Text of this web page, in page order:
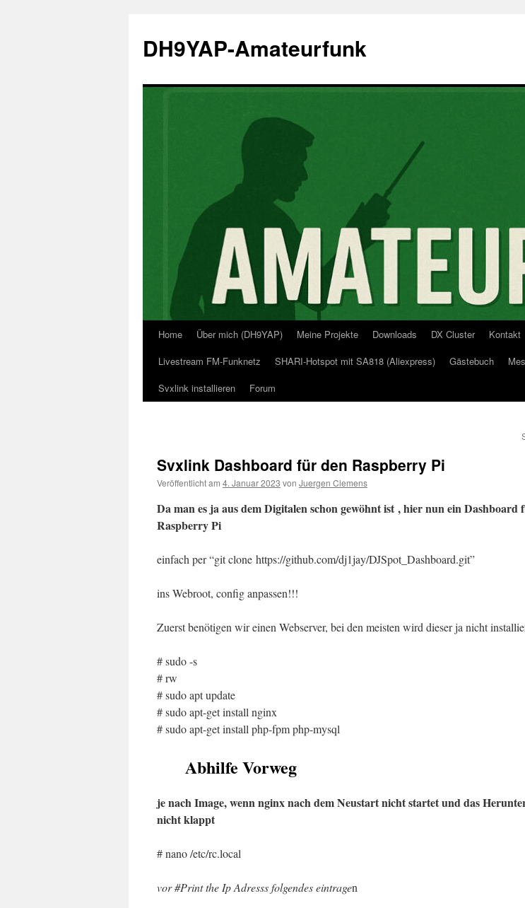
springen
DH9YAP-Amateurfunk
Home Über mich (DH9YAP) Meine Projekte Downloads DX Cluster Kontakt
Livestream FM-Funknetz
SHARI-Hotspot mit SA818 (Aliexpress) Gästebuch
Svxlink installieren
Forum
Svxlink Dashboard für den Raspberry Pi
Veröffentlicht am 4. Januar 2023 von Juergen Clemens
Da man es ja aus dem Digitalen schon gewöhnt ist , hier nun ein Dashboard
Raspberry Pi
einfach per “git clone https://github.com/dj1jay/DJSpot_Dashboard.git”
ins Webroot, config anpassen!!!
Zuerst benötigen wir einen Webserver, bei den meisten wird dieser ja nicht
# sudo -s
# rw
# sudo apt update
# sudo apt-get install nginx
# sudo apt-get install php-fpm php-mysql
Abhilfe Vorweg
je nach Image, wenn nginx nach dem Neustart nicht startet und das
nicht klappt
# nano /etc/rc.local
vor #Print the Ip Adresss folgendes eintragen